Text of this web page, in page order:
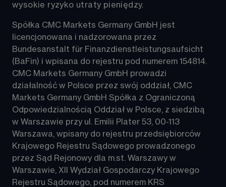
wysokie ryzyko utraty pieniędzy.
Spółka CMC Markets Germany GmbH jest
licencjonowana i nadzorowana przez
Bundesanstalt für Finanzdienstleistungsaufsicht
(BaFin) i wpisana do rejestru pod numerem 154814.
CMC Markets Germany GmbH prowadzi
działalność w Polsce przez swój oddział, CMC
Markets Germany GmbH Spółka z Ograniczoną
Odpowiedzialnością Oddział w Polsce, z siedzibą
w Warszawie przy ul. Emilii Plater 53, 00-113
Warszawa, wpisany do rejestru przedsiębiorców
Krajowego Rejestru Sądowego prowadzonego
przez Sąd Rejonowy dla m.st. Warszawy w
Warszawie, XII Wydział Gospodarczy Krajowego
Rejestru Sądowego, pod numerem KRS